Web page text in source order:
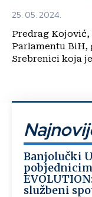
25. 05. 2024.
Predrag Kojović,
Parlamentu BiH,
Banjolučki
službeni